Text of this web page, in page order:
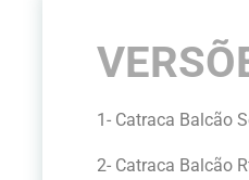
1- Catraca Balcão
2- Catraca Balcão